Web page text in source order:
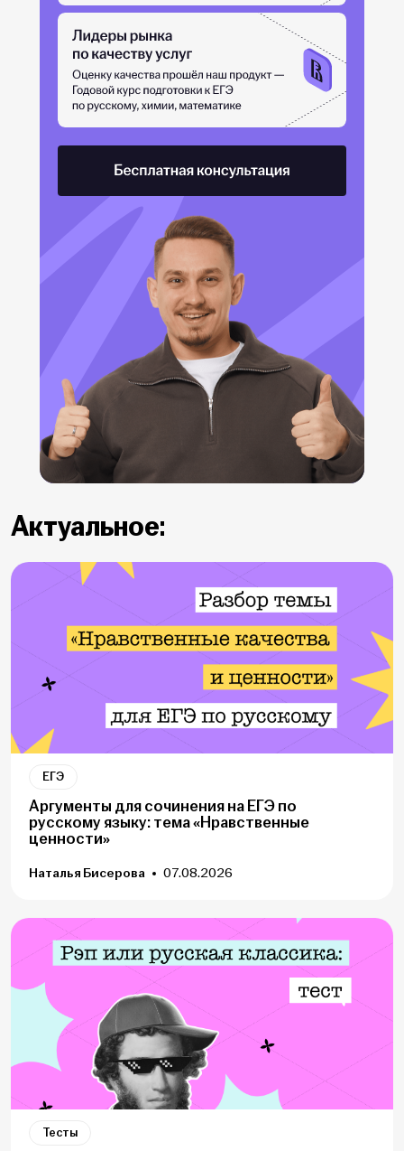
Актуальное:
ЕГЭ
Аргументы для сочинения на ЕГЭ по
русскому языку: тема «Нравственные
ценности»
Наталья Бисерова 07.08.2026
Тесты